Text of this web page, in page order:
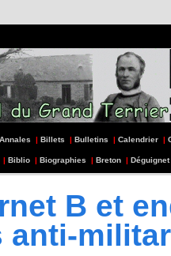
Annales | Billets | Bulletins | Calendrier |
| Biblio | Biographies | Breton | Déguignet
B et
anti-